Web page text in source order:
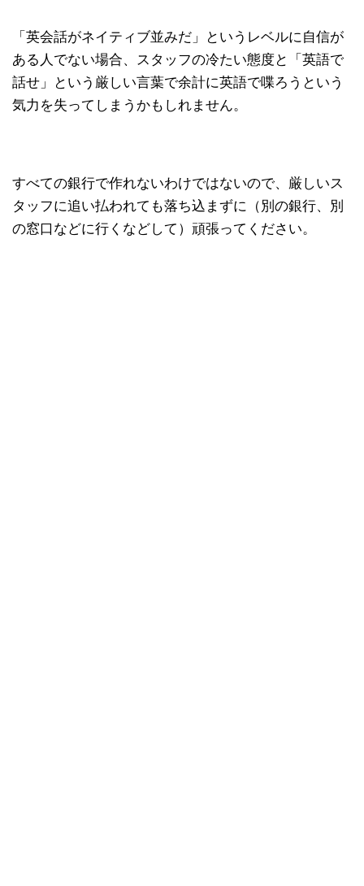
「英会話がネイティブ並みだ」というレベルに自信が
ある人でない場合、スタッフの冷たい態度と「英語で
話せ」という厳しい言葉で余計に英語で喋ろうという
気力を失ってしまうかもしれません。
すべての銀行で作れないわけではないので、厳しいス
タッフに追い払われても落ち込まずに（別の銀行、別
の窓口などに行くなどして）頑張ってください。